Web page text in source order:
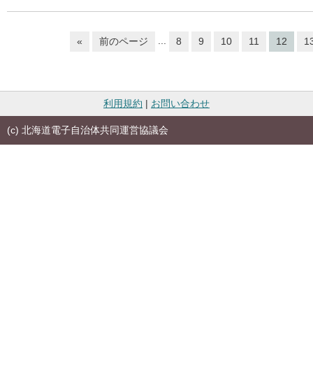
« 前のページ ... 8 9 10 11 12
利用規約 | お問い合わせ
(c) 北海道電子自治体共同運営協議会